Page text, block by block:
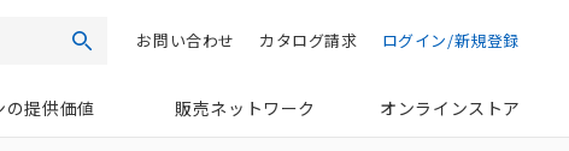
検索 ログイン/新規登録
カタログ請求
お問い合わせ
の提供価値 販売ネットワーク オンラインストア